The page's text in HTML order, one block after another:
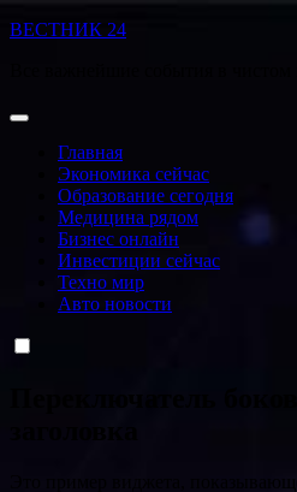
Перейти
ВЕСТНИК 24
Главная
Экономика сейчас
Образование сегодня
Медицина рядом
Бизнес онлайн
Инвестиции сейчас
Техно мир
Авто новости